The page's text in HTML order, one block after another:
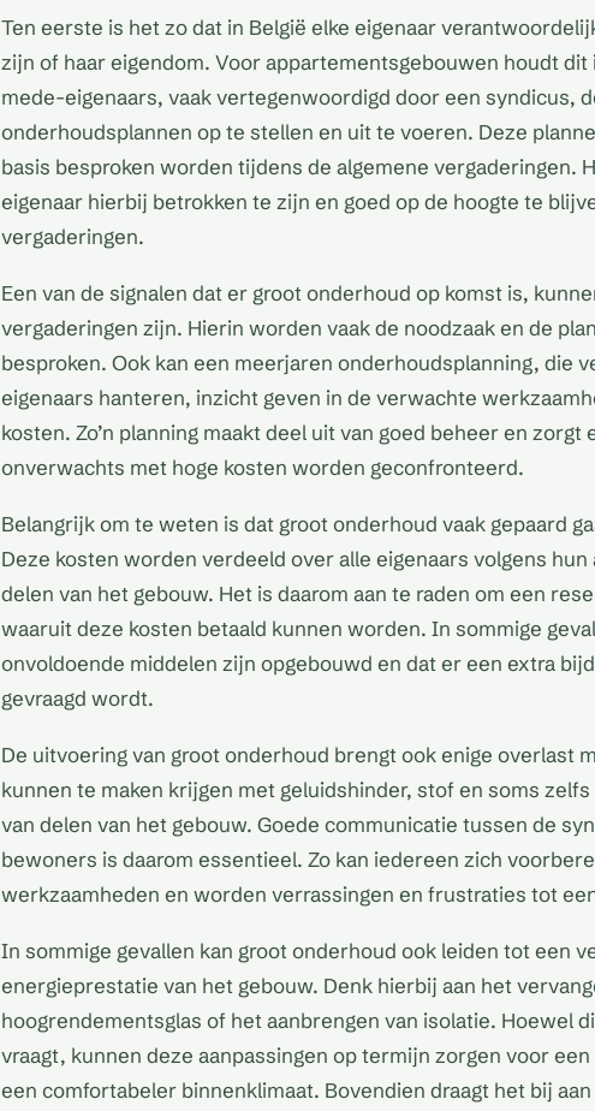
Ten eerste is het zo dat in België elke eigenaar
zijn of haar eigendom. Voor appartementsgebouwen houdt dit
mede-eigenaars, vaak vertegenwoordigd door een syndicus,
onderhoudsplannen op te stellen en uit te voeren. Deze
basis besproken worden tijdens de algemene vergaderingen.
eigenaar hierbij betrokken te zijn en goed op de hoogte te
vergaderingen.
Een van de signalen dat er groot onderhoud op komst is,
vergaderingen zijn. Hierin worden vaak de noodzaak en de
besproken. Ook kan een meerjaren onderhoudsplanning, die
eigenaars hanteren, inzicht geven in de verwachte
kosten. Zo’n planning maakt deel uit van goed beheer en
onverwachts met hoge kosten worden geconfronteerd.
Belangrijk om te weten is dat groot onderhoud vaak gepaard
Deze kosten worden verdeeld over alle eigenaars volgens hun
delen van het gebouw. Het is daarom aan te raden om een
waaruit deze kosten betaald kunnen worden. In sommige
onvoldoende middelen zijn opgebouwd en dat er een extra
gevraagd wordt.
De uitvoering van groot onderhoud brengt ook enige overlast
kunnen te maken krijgen met geluidshinder, stof en soms
van delen van het gebouw. Goede communicatie tussen de
bewoners is daarom essentieel. Zo kan iedereen zich
werkzaamheden en worden verrassingen en frustraties tot
In sommige gevallen kan groot onderhoud ook leiden tot een
energieprestatie van het gebouw. Denk hierbij aan het
hoogrendementsglas of het aanbrengen van isolatie. Hoewel
vraagt, kunnen deze aanpassingen op termijn zorgen voor
een comfortabeler binnenklimaat. Bovendien draagt het bij